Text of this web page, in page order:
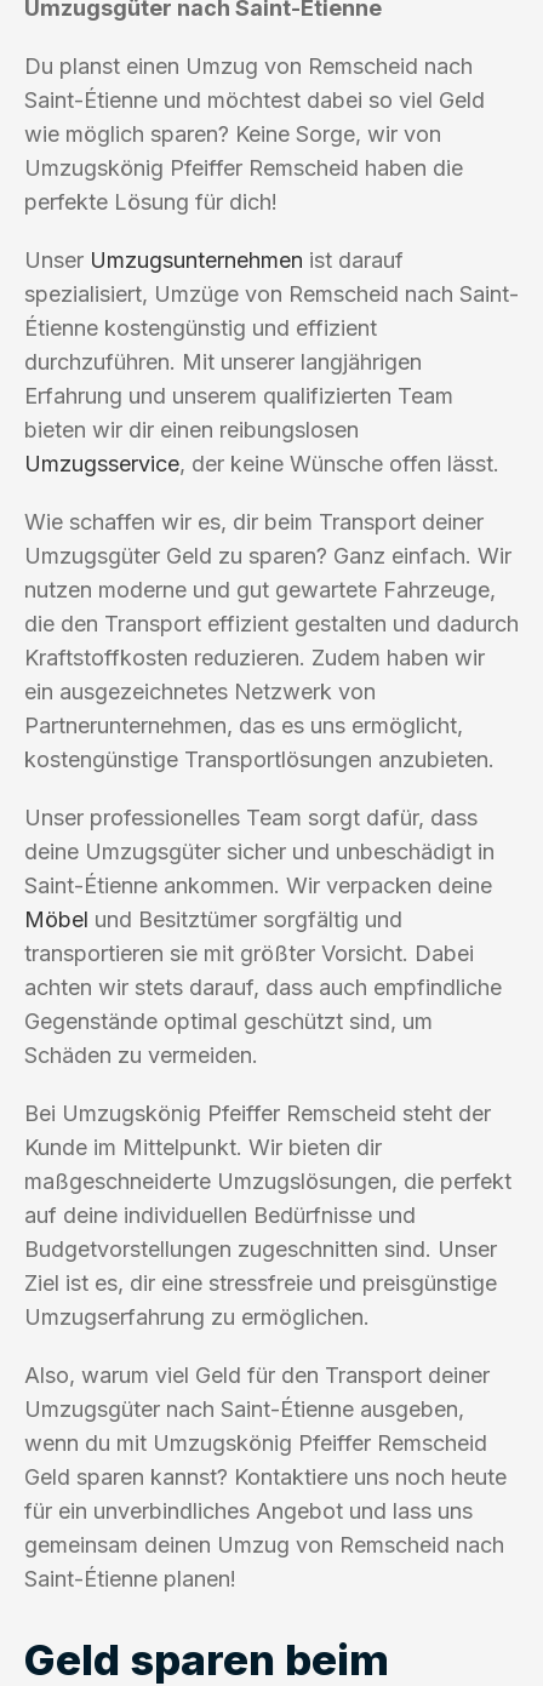
Umzugsgüter nach Saint-Étienne
Du planst einen Umzug von Remscheid nach
Saint-Étienne und möchtest dabei so viel Geld
wie möglich sparen? Keine Sorge, wir von
Umzugskönig Pfeiffer Remscheid haben die
perfekte Lösung für dich!
Unser Umzugsunternehmen ist darauf
spezialisiert, Umzüge von Remscheid nach Saint-
Étienne kostengünstig und effizient
durchzuführen. Mit unserer langjährigen
Erfahrung und unserem qualifizierten Team
bieten wir dir einen reibungslosen
Umzugsservice, der keine Wünsche offen lässt.
Wie schaffen wir es, dir beim Transport deiner
Umzugsgüter Geld zu sparen? Ganz einfach. Wir
nutzen moderne und gut gewartete Fahrzeuge,
die den Transport effizient gestalten und dadurch
Kraftstoffkosten reduzieren. Zudem haben wir
ein ausgezeichnetes Netzwerk von
Partnerunternehmen, das es uns ermöglicht,
kostengünstige Transportlösungen anzubieten.
Unser professionelles Team sorgt dafür, dass
deine Umzugsgüter sicher und unbeschädigt in
Saint-Étienne ankommen. Wir verpacken deine
Möbel und Besitztümer sorgfältig und
transportieren sie mit größter Vorsicht. Dabei
achten wir stets darauf, dass auch empfindliche
Gegenstände optimal geschützt sind, um
Schäden zu vermeiden.
Bei Umzugskönig Pfeiffer Remscheid steht der
Kunde im Mittelpunkt. Wir bieten dir
maßgeschneiderte Umzugslösungen, die perfekt
auf deine individuellen Bedürfnisse und
Budgetvorstellungen zugeschnitten sind. Unser
Ziel ist es, dir eine stressfreie und preisgünstige
Umzugserfahrung zu ermöglichen.
Also, warum viel Geld für den Transport deiner
Umzugsgüter nach Saint-Étienne ausgeben,
wenn du mit Umzugskönig Pfeiffer Remscheid
Geld sparen kannst? Kontaktiere uns noch heute
für ein unverbindliches Angebot und lass uns
gemeinsam deinen Umzug von Remscheid nach
Saint-Étienne planen!
Geld sparen beim